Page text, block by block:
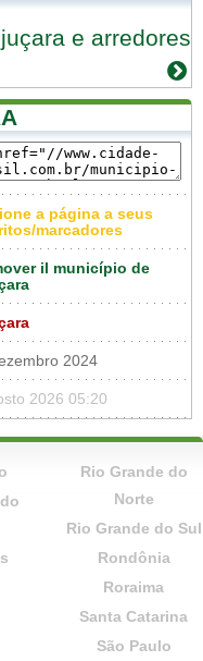
e arredores
a página a seus
marcadores
il município de
2024
2026 05:20
Rio Grande do
Norte
Rio Grande do Sul
Rondônia
Roraima
Santa Catarina
São Paulo